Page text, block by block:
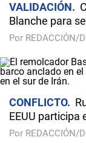
VALIDACIÓN
Blanche para
Por REDACCIÓN/
CONFLICTO
EEUU participa
Por REDACCIÓN/